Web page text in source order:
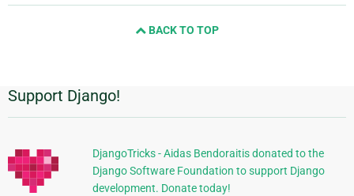
BACK TO TOP
Informations
supplémentaires
Support Django!
DjangoTricks - Aidas Bendoraitis donated to the
Django Software Foundation to support Django
development. Donate today!